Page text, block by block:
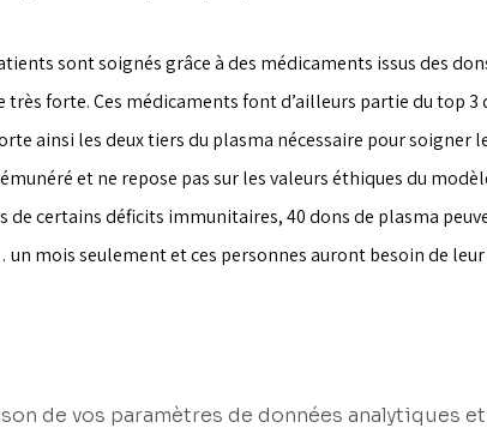
sont soignés grâce à des médicaments issus des
forte. Ces médicaments font d’ailleurs partie du top 3
ainsi les deux tiers du plasma nécessaire pour
et ne repose pas sur les valeurs éthiques du
de certains déficits immunitaires, 40 dons de plasma
mois seulement et ces personnes auront besoin de
de vos paramètres de données analytiques